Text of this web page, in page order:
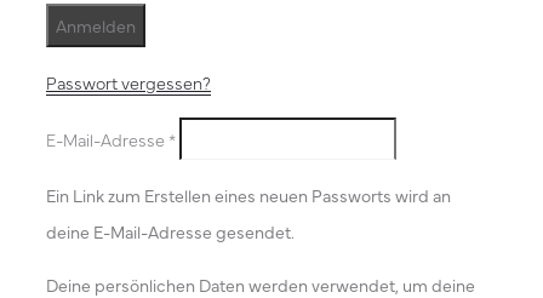
Anmelden
Passwort vergessen?
E-Mail-Adresse *
Ein Link zum Erstellen eines neuen Passworts wird an
deine E-Mail-Adresse gesendet.
Deine persönlichen Daten werden verwendet, um deine